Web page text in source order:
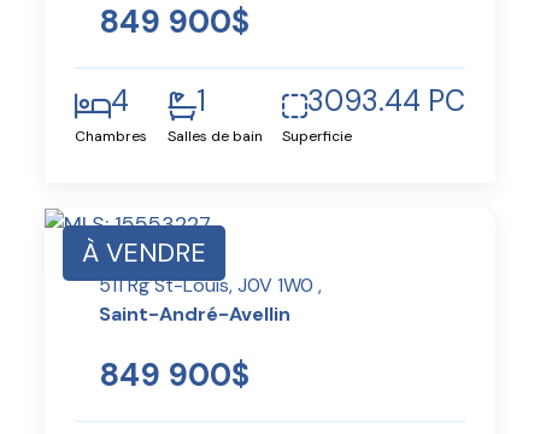
849 900$
4
Chambres
1
Salles de bain
3093.44 PC
Superficie
À VENDRE
511 Rg St-Louis, J0V 1W0 ,
Saint-André-Avellin
849 900$